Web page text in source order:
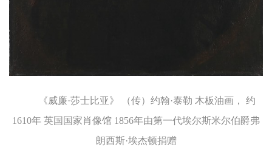
《威廉·莎士比亚》 （传）约翰·泰勒 木板油画， 约
1610年 英国国家肖像馆 1856年由第一代埃尔斯米尔伯爵弗
朗西斯·埃杰顿捐赠